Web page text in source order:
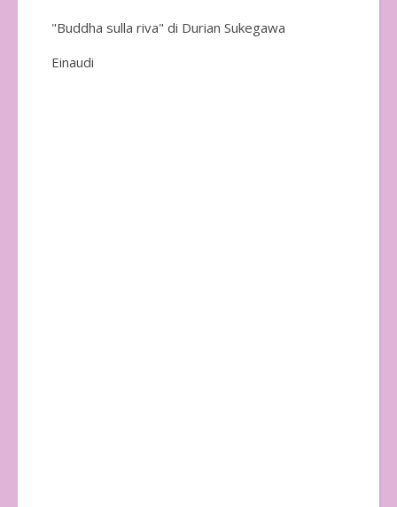
"Buddha sulla riva" di Durian Sukegawa
Einaudi